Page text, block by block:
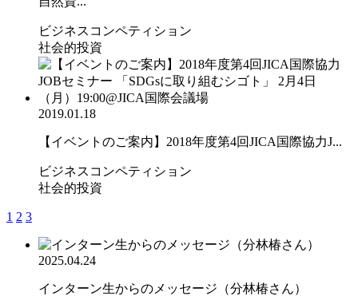
ビジネスコンペティション
社会的投資
2019.01.18
【イベントのご案内】2018年度第4回JICA国際協力J...
ビジネスコンペティション
社会的投資
1 2 3
2025.04.24
インターン生からのメッセージ（分林椿さん）